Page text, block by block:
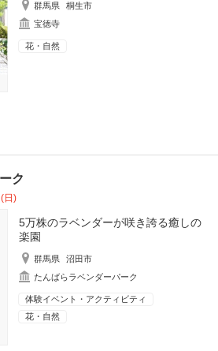
群馬県
桐生市
宝徳寺
花・自然
ク
日)
5万株のラベンダーが咲き誇る癒しの
楽園
群馬県
沼田市
たんばらラベンダーパーク
体験イベント・アクティビティ
花・自然